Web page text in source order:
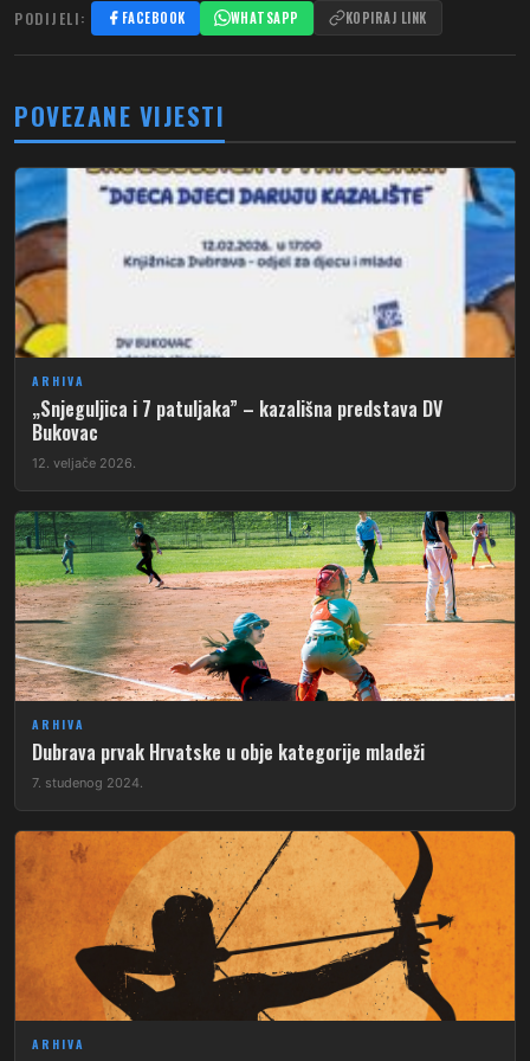
PODIJELI: FACEBOOK WHATSAPP KOPIRAJ LINK
POVEZANE VIJESTI
ARHIVA
„Snjeguljica i 7 patuljaka” – kazališna predstava DV
Bukovac
12. veljače 2026.
ARHIVA
Dubrava prvak Hrvatske u obje kategorije mladeži
7. studenog 2024.
ARHIVA